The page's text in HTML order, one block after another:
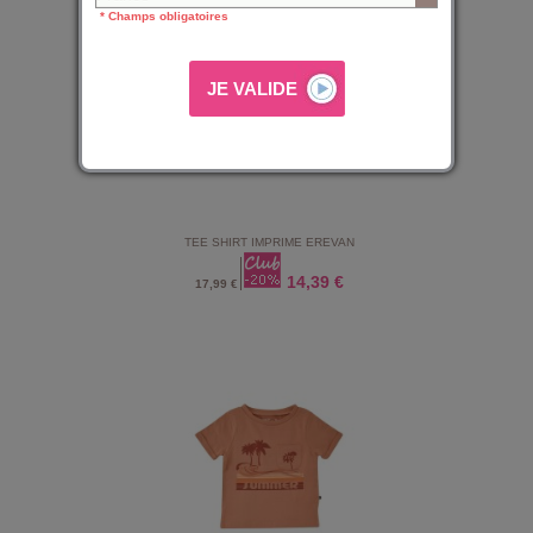
TEE SHIRT IMPRIME EREVAN
17,99 € 14,39 €
* Champs obligatoires